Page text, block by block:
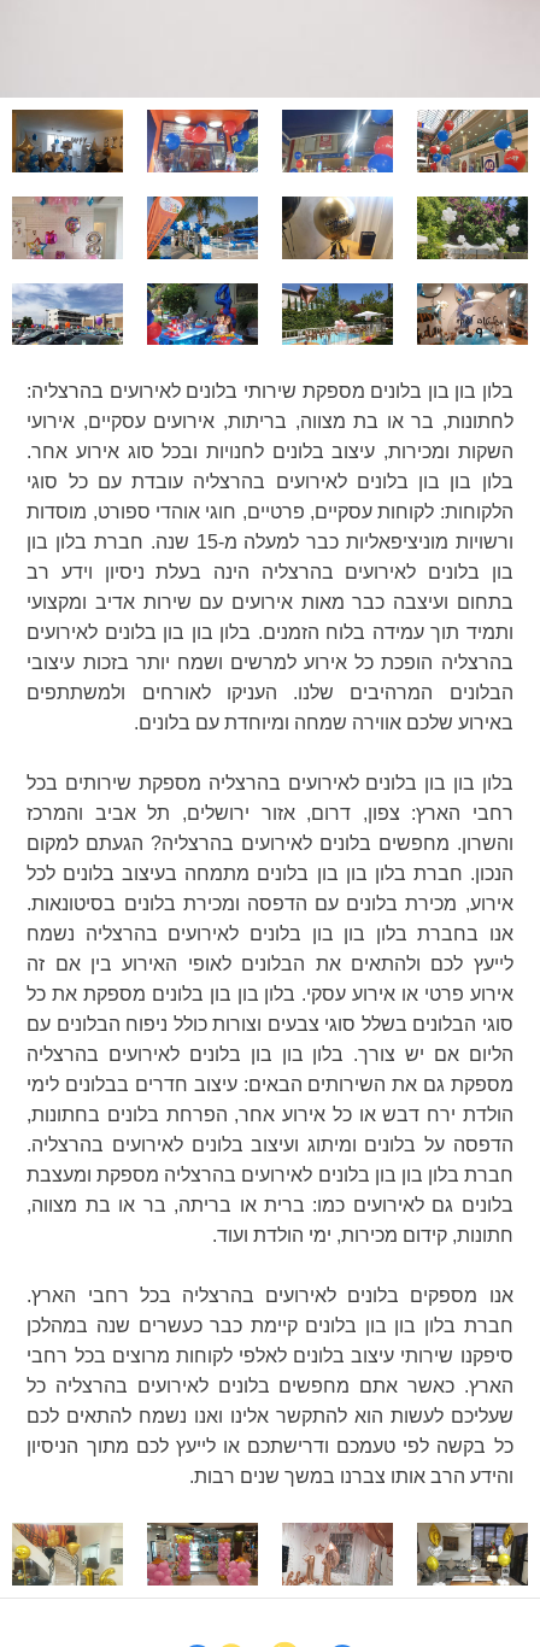
בלון בון בון בלונים מספקת שירותי בלונים לאירועים בהרצליה:
לחתונות, בר או בת מצווה, בריתות, אירועים עסקיים, אירועי
השקות ומכירות, עיצוב בלונים לחנויות ובכל סוג אירוע אחר.
בלון בון בון בלונים לאירועים בהרצליה עובדת עם כל סוגי
הלקוחות: לקוחות עסקיים, פרטיים, חוגי אוהדי ספורט, מוסדות
ורשויות מוניציפאליות כבר למעלה מ-15 שנה. חברת בלון בון
בון בלונים לאירועים בהרצליה הינה בעלת ניסיון וידע רב
בתחום ועיצבה כבר מאות אירועים עם שירות אדיב ומקצועי
ותמיד תוך עמידה בלוח הזמנים. בלון בון בון בלונים לאירועים
בהרצליה הופכת כל אירוע למרשים ושמח יותר בזכות עיצובי
הבלונים המרהיבים שלנו. העניקו לאורחים ולמשתתפים
באירוע שלכם אווירה שמחה ומיוחדת עם בלונים.
בלון בון בון בלונים לאירועים בהרצליה מספקת שירותים בכל
רחבי הארץ: צפון, דרום, אזור ירושלים, תל אביב והמרכז
והשרון. מחפשים בלונים לאירועים בהרצליה? הגעתם למקום
הנכון. חברת בלון בון בון בלונים מתמחה בעיצוב בלונים לכל
אירוע, מכירת בלונים עם הדפסה ומכירת בלונים בסיטונאות.
אנו בחברת בלון בון בון בלונים לאירועים בהרצליה נשמח
לייעץ לכם ולהתאים את הבלונים לאופי האירוע בין אם זה
אירוע פרטי או אירוע עסקי. בלון בון בון בלונים מספקת את כל
סוגי הבלונים בשלל סוגי צבעים וצורות כולל ניפוח הבלונים עם
הליום אם יש צורך. בלון בון בון בלונים לאירועים בהרצליה
מספקת גם את השירותים הבאים: עיצוב חדרים בבלונים לימי
הולדת ירח דבש או כל אירוע אחר, הפרחת בלונים בחתונות,
הדפסה על בלונים ומיתוג ועיצוב בלונים לאירועים בהרצליה.
חברת בלון בון בון בלונים לאירועים בהרצליה מספקת ומעצבת
בלונים גם לאירועים כמו: ברית או בריתה, בר או בת מצווה,
חתונות, קידום מכירות, ימי הולדת ועוד.
אנו מספקים בלונים לאירועים בהרצליה בכל רחבי הארץ.
חברת בלון בון בון בלונים קיימת כבר כעשרים שנה במהלכן
סיפקנו שירותי עיצוב בלונים לאלפי לקוחות מרוצים בכל רחבי
הארץ. כאשר אתם מחפשים בלונים לאירועים בהרצליה כל
שעליכם לעשות הוא להתקשר אלינו ואנו נשמח להתאים לכם
כל בקשה לפי טעמכם ודרישתכם או לייעץ לכם מתוך הניסיון
והידע הרב אותו צברנו במשך שנים רבות.